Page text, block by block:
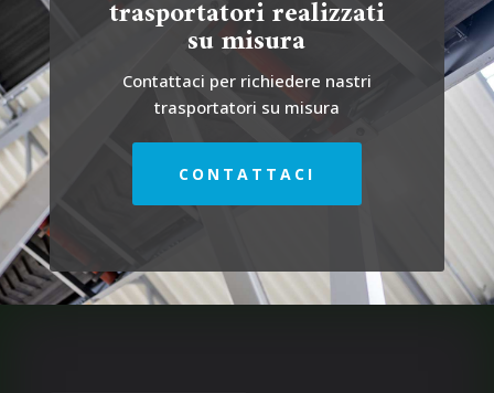
trasportatori realizzati
su misura
Contattaci per richiedere nastri
trasportatori su misura
CONTATTACI